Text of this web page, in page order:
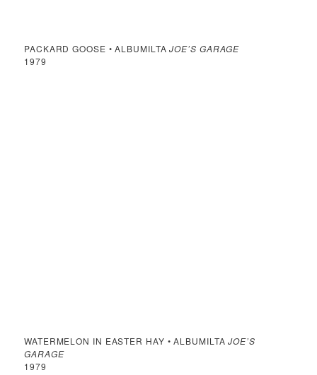
PACKARD GOOSE • ALBUMILTAJOE’S GARAGE
1979
WATERMELON IN EASTER HAY • ALBUMILTAJOE’S
GARAGE
1979